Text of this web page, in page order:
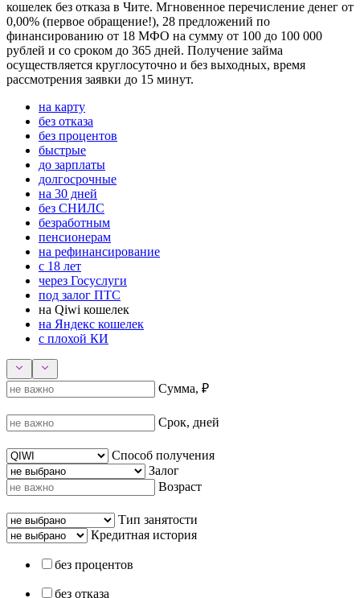
кошелек без отказа в Чите. Мгновенное перечисление денег от
0,00% (первое обращение!), 28 предложений по
финансированию от 18 МФО на сумму от 100 до 100 000
рублей и со сроком до 365 дней. Получение займа
осуществляется круглосуточно и без выходных, время
рассмотрения заявки до 15 минут.
на карту
без отказа
без процентов
быстрые
до зарплаты
долгосрочные
на 30 дней
без СНИЛС
безработным
пенсионерам
на рефинансирование
с 18 лет
через Госуслуги
под залог ПТС
на Qiwi кошелек
на Яндекс кошелек
с плохой КИ
Сумма, ₽
Срок, дней
Способ получения
Залог
Возраст
Тип занятости
Кредитная история
без процентов
без отказа